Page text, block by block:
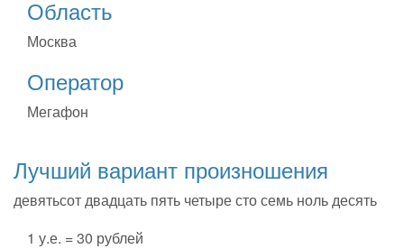
Область
Москва
Оператор
Мегафон
Лучший вариант произношения
девятьсот двадцать пять четыре сто семь ноль десять
1 у.е. = 30 рублей